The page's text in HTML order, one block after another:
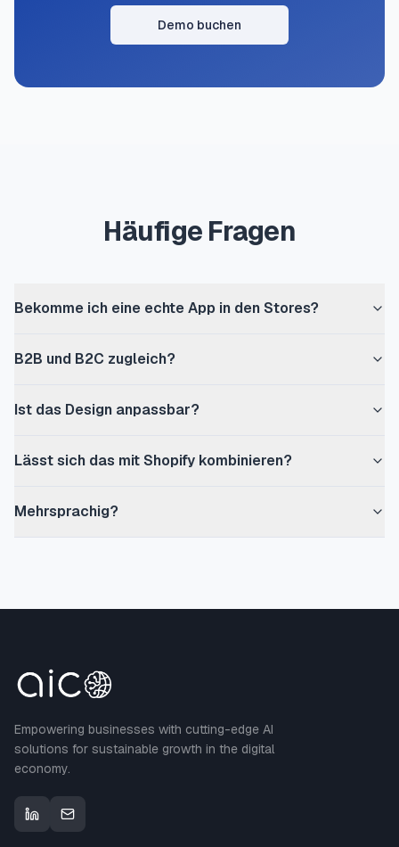
Demo buchen
Häufige Fragen
Bekomme ich eine echte App in den Stores?
B2B und B2C zugleich?
Ist das Design anpassbar?
Lässt sich das mit Shopify kombinieren?
Mehrsprachig?
Empowering businesses with cutting-edge AI
solutions for sustainable growth in the digital
economy.